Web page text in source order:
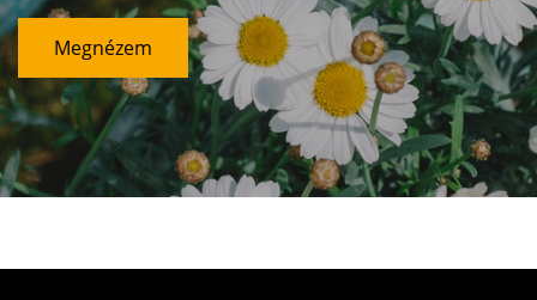
Megnézem